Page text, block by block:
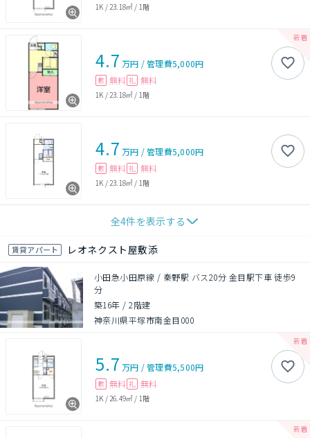
1K / 23.18㎡ / 1階
4.7 万円 /管理費5,000円
敷 無料 礼 無料
1K / 23.18㎡ / 1階
4.7 万円 /管理費5,000円
敷 無料 礼 無料
1K / 23.18㎡ / 1階
全4件を表示する
賃貸アパート レオネクスト屋敷添
小田急小田原線 / 秦野駅 バス20分 金目駅下車 徒歩9
分
築16年 /2階建
神奈川県平塚市南金目000
5.7 万円 /管理費5,500円
敷 無料 礼 無料
1K / 26.49㎡ / 1階